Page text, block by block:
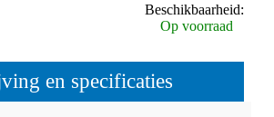
Beschikbaarheid:
Op voorraad
en specificaties